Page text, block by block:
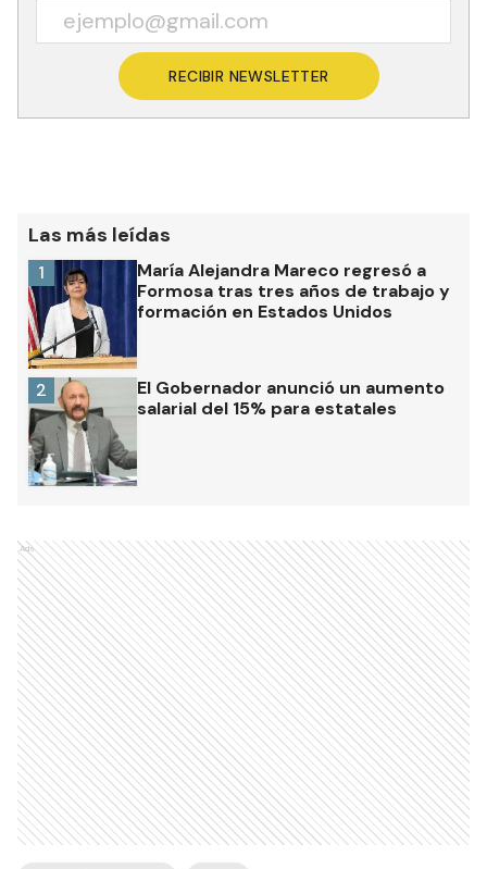
RECIBIR NEWSLETTER
Las más leídas
María Alejandra Mareco regresó a
Formosa tras tres años de trabajo y
formación en Estados Unidos
1
El Gobernador anunció un aumento
salarial del 15% para estatales
2
Ads